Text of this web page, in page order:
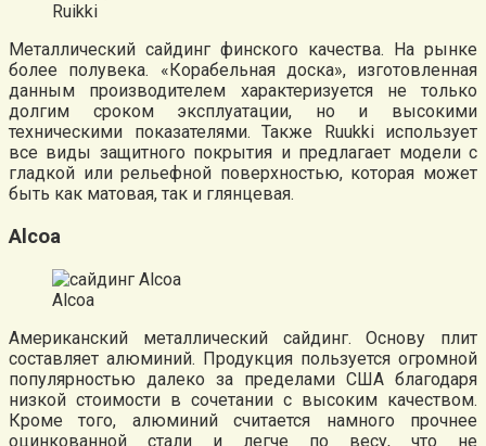
Ruikki
Металлический сайдинг финского качества. На рынке
более полувека. «Корабельная доска», изготовленная
данным производителем характеризуется не только
долгим сроком эксплуатации, но и высокими
техническими показателями. Также Ruukki использует
все виды защитного покрытия и предлагает модели с
гладкой или рельефной поверхностью, которая может
быть как матовая, так и глянцевая.
Alcoa
Alcoa
Американский металлический сайдинг. Основу плит
составляет алюминий. Продукция пользуется огромной
популярностью далеко за пределами США благодаря
низкой стоимости в сочетании с высоким качеством.
Кроме того, алюминий считается намного прочнее
оцинкованной стали и легче по весу, что не